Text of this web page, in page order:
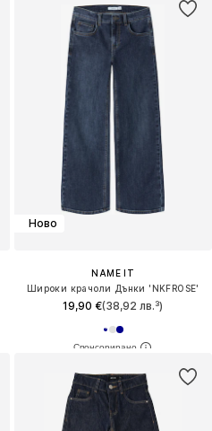
Ново
NAME IT
Широки крачоли Дънки 'NKFROSE'
19,90 €(38,92 лв.³)